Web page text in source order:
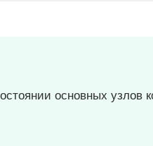
основных узлов